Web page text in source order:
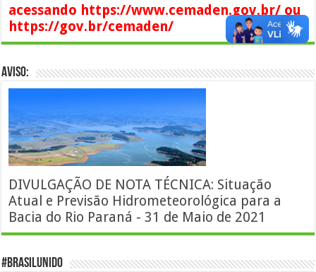
acessando https://www.cemaden.gov.br/ ou
https://gov.br/cemaden/
AVISO:
DIVULGAÇÃO DE NOTA TÉCNICA: Situação
Atual e Previsão Hidrometeorológica para a
Bacia do Rio Paraná - 31 de Maio de 2021
#BrasilUnido